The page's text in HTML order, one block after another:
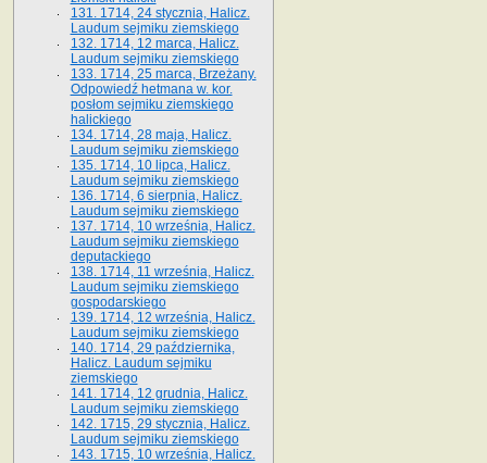
131. 1714, 24 stycznia, Halicz.
Laudum sejmiku ziemskiego
132. 1714, 12 marca, Halicz.
Laudum sejmiku ziemskiego
133. 1714, 25 marca, Brzeżany.
Odpowiedź hetmana w. kor.
posłom sejmiku ziemskiego
halickiego
134. 1714, 28 maja, Halicz.
Laudum sejmiku ziemskiego
135. 1714, 10 lipca, Halicz.
Laudum sejmiku ziemskiego
136. 1714, 6 sierpnia, Halicz.
Laudum sejmiku ziemskiego
137. 1714, 10 września, Halicz.
Laudum sejmiku ziemskiego
deputackiego
138. 1714, 11 września, Halicz.
Laudum sejmiku ziemskiego
gospodarskiego
139. 1714, 12 września, Halicz.
Laudum sejmiku ziemskiego
140. 1714, 29 października,
Halicz. Laudum sejmiku
ziemskiego
141. 1714, 12 grudnia, Halicz.
Laudum sejmiku ziemskiego
142. 1715, 29 stycznia, Halicz.
Laudum sejmiku ziemskiego
143. 1715, 10 września, Halicz.